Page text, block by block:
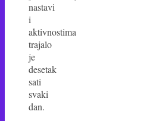
nastavi
i
aktivnostima
trajalo
je
desetak
sati
svaki
dan.